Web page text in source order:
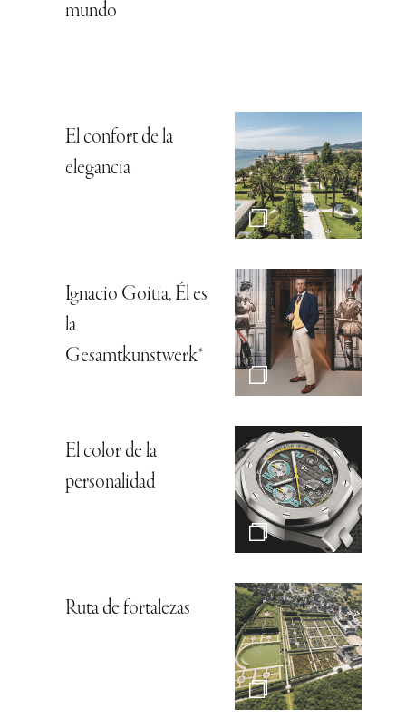
mundo
El confort de la
elegancia
Ignacio Goitia, Él es
la
Gesamtkunstwerk*
El color de la
personalidad
Ruta de fortalezas